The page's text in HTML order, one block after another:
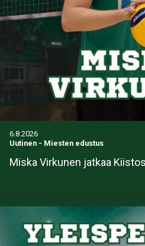
6.8.2026
Uutinen - Miesten edustus
Miska Virkunen jatkaa